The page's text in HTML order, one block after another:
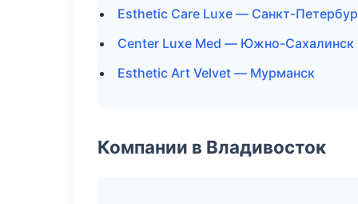
Esthetic Care Luxe — Санкт-
Center Luxe Med — Южно-Сахалинск
Esthetic Art Velvet — Мурманск
Компании в Владивосток